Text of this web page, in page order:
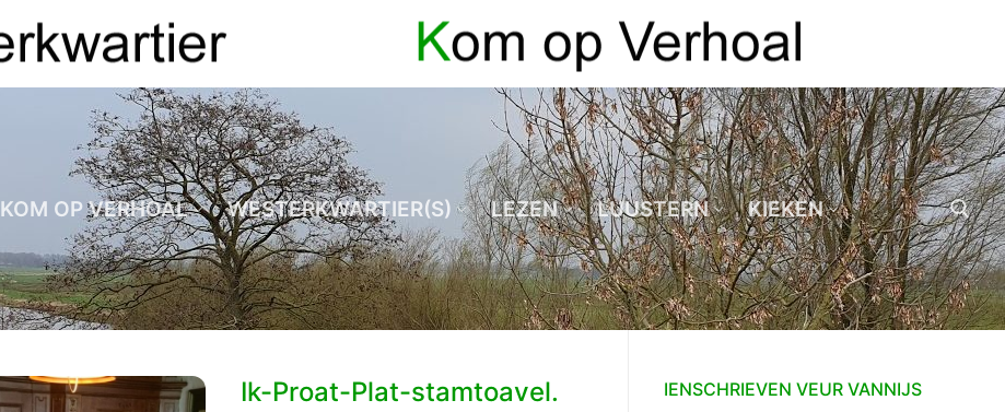
KOM OP VERHOAL WESTERKWARTIER(S) LEZEN LUUSTERN KIEKEN
Zoeken naar:
Ik-Proat-Plat-stamtoavel. IENSCHRIEVEN VEUR VANNIJS